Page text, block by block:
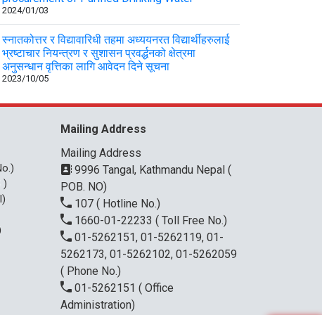
2024/01/03
स्नातकोत्तर र विद्यावारिधी तहमा अध्ययनरत विद्यार्थीहरुलाई
भ्रष्टाचार नियन्त्रण र सुशासन प्रवर्द्धनको क्षेत्रमा
अनुसन्धान वृत्तिका लागि आवेदन दिने सूचना
2023/10/05
)
Mailing Address
Mailing Address
9996 Tangal, Kathmandu Nepal (
POB. NO)
107 ( Hotline No.)
1660-01-22233 ( Toll Free No.)
01-5262151, 01-5262119, 01-
5262173, 01-5262102, 01-5262059
( Phone No.)
01-5262151 ( Office
Administration)